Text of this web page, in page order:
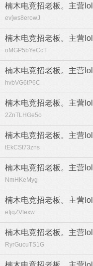
楠木电竞招老板。主营
ev[ws8erowJ
楠木电竞招老板。主营
oMGP5bYeCcT
楠木电竞招老板。主营
hvbVG6tP6C
楠木电竞招老板。主营
2ZnTLHGe5o
楠木电竞招老板。主营
tEkCSt73zns
楠木电竞招老板。主营
NmHKeMyg
楠木电竞招老板。主营
efjqZVtexw
楠木电竞招老板。主营
RyrGucuTS1G